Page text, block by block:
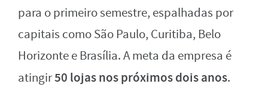
para o primeiro semestre, espalhadas por
capitais como São Paulo, Curitiba, Belo
Horizonte e Brasília. A meta da empresa é
atingir50 lojas nos próximos dois anos.